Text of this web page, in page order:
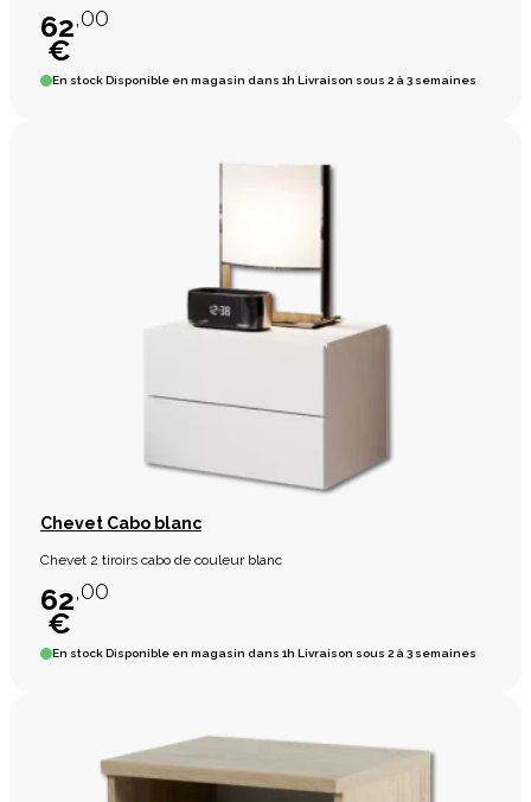
62,00
€
En stockDisponible en magasin dans 1h Livraison sous 2 à 3 semaines
Chevet Cabo blanc
Chevet 2 tiroirs cabo de couleur blanc
62,00
€
En stockDisponible en magasin dans 1h Livraison sous 2 à 3 semaines